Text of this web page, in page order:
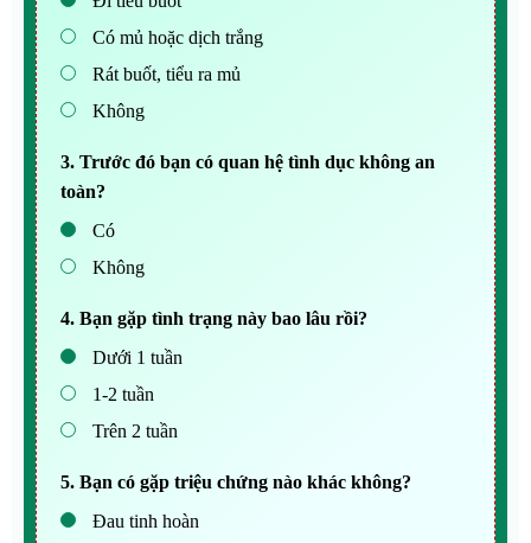
Có mủ hoặc dịch trắng
Rát buốt, tiểu ra mủ
Không
3. Trước đó bạn có quan hệ tình dục không an
toàn?
Có
Không
4. Bạn gặp tình trạng này bao lâu rồi?
Dưới 1 tuần
1-2 tuần
Trên 2 tuần
5. Bạn có gặp triệu chứng nào khác không?
Đau tinh hoàn